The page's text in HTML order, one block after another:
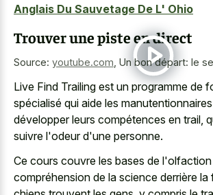
Anglais Du Sauvetage De L' Ohio
Trouver une piste en direct
Source: youtube.com, Un bon départ: le
Live Find Trailing est un programme de
spécialisé qui aide les
développer leurs compétences en trail,
suivre l'odeur d'une personne.
Ce cours couvre les bases de
compréhension de la science derrière